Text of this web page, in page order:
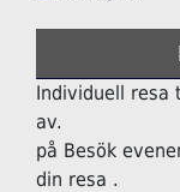
Individuell
av.
på Besök
din resa .